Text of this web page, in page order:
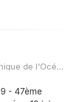
Impressions de Territoire Britannique de l'Océan Indien